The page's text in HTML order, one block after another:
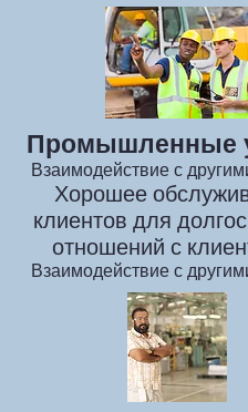
Промышленные
Взаимодействие с
Хорошее
клиентов для
отношений с
Взаимодействие с